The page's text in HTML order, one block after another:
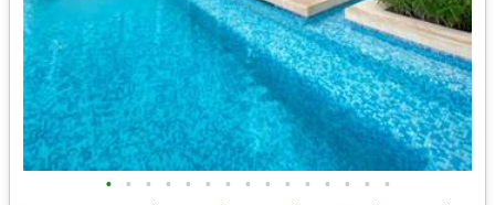
• • • • • • • • • • • • • • •